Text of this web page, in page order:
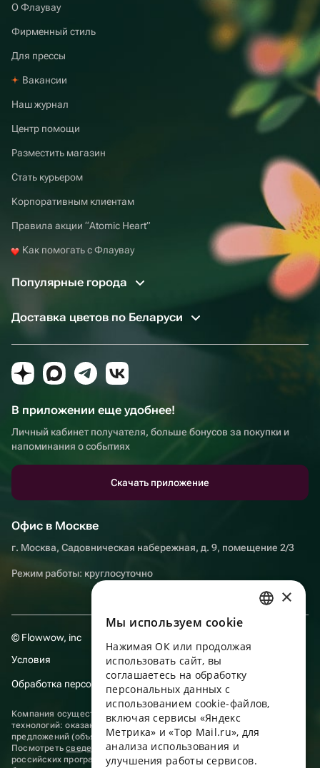
О Флаувау
Фирменный стиль
Для прессы
Вакансии
Наш журнал
Центр помощи
Разместить магазин
Стать курьером
Корпоративным клиентам
Правила акции “Atomic Heart”
Как помогать с Флаувау
Популярные города
Доставка цветов по Беларуси
В приложении еще удобнее!
Личный кабинет получателя, больше бонусов за покупки и
напоминания о событиях
Скачать приложение
Офис в Москве
г. Москва, Садовническая набережная, д. 9, помещение 2/3
Режим работы: круглосуточно
© Flowwow, inc
Условия
Обработка персональных данных
Компания осуществляет деятельность в области информационных
технологий: оказание услуг в сети “Интернет” по размещению
предложений (объявлений) продавцов о реализации товаров.
Посмотретьсведения о программах, включенных в реестр
российских программ для электронных вычислительных машин и
ENGLISH
UKRAINIAN
PORTUGUESE
×
Мы используем сookie
Нажимая ОК или продолжая
использовать сайт, вы
соглашаетесь на обработку
персональных данных с
использованием cookie-файлов,
включая сервисы «Яндекс
Метрика» и «Top Mail.ru», для
анализа использования и
улучшения работы сервисов.